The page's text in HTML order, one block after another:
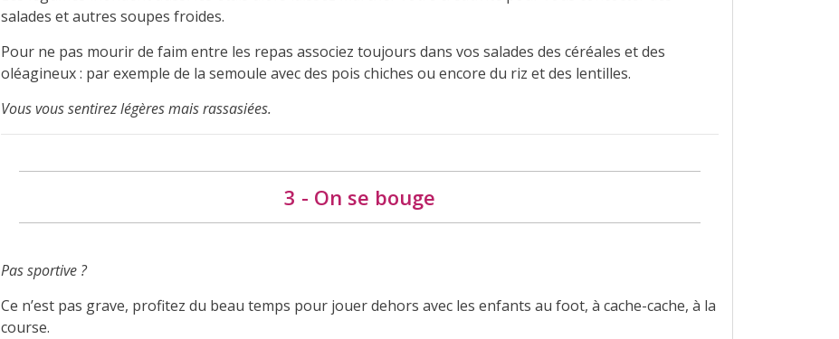
salades et autres soupes froides.
Pour ne pas mourir de faim entre les repas associez toujours dans vos salades des céréales et des
oléagineux : par exemple de la semoule avec des pois chiches ou encore du riz et des lentilles.
Vous vous sentirez légères mais rassasiées.
3 - On se bouge
Pas sportive ?
Ce n’est pas grave, profitez du beau temps pour jouer dehors avec les enfants au foot, à cache-cache, à la
course.